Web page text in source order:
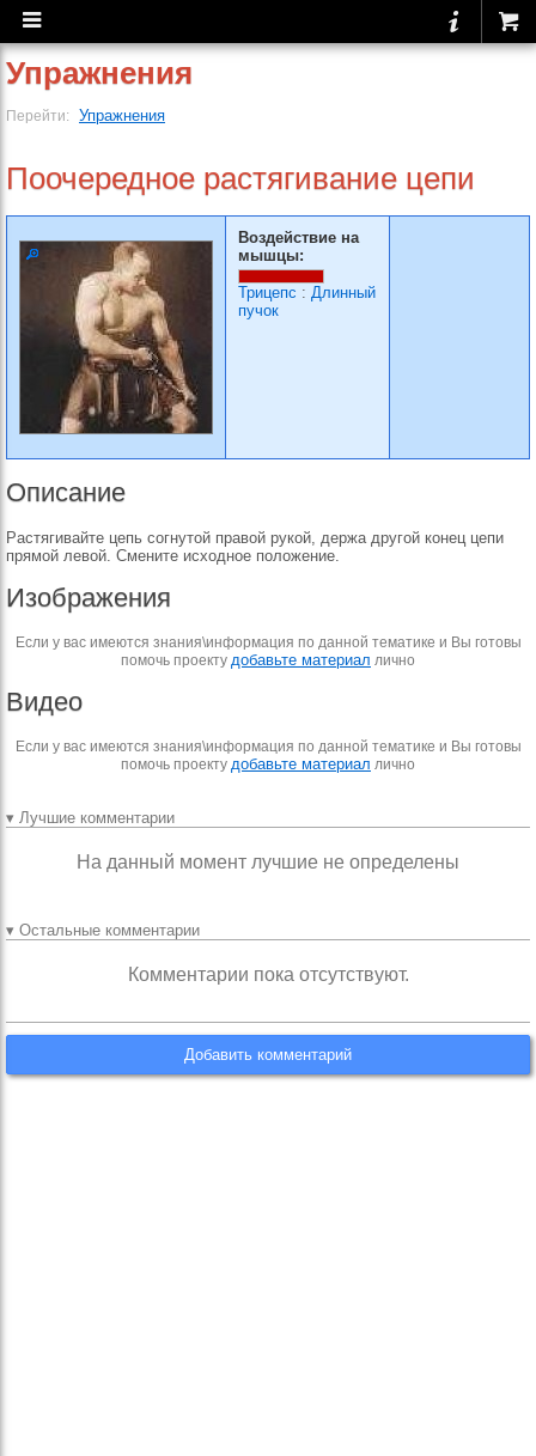
Упражнения
Перейти: Упражнения
Поочередное растягива­ние цепи
Воздействие на
мышцы:
Трицепс : Длинный
пучок
Описание
Растягивайте цепь согнутой правой рукой, держа другой конец цепи
прямой левой. Смените исходное положение.
Изображения
Если у вас имеются знания\информация по данной тематике и Вы готовы
помочь проекту добавьте материал лично
Видео
Если у вас имеются знания\информация по данной тематике и Вы готовы
помочь проекту добавьте материал лично
▾ Лучшие комментарии
На данный момент лучшие не определены
▾ Остальные комментарии
Комментарии пока отсутствуют.
Добавить комментарий